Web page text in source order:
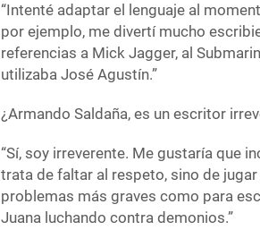
“Intenté adaptar el lenguaje al
por ejemplo, me divertí mucho
referencias a Mick Jagger, al
utilizaba José Agustín.”
¿Armando Saldaña, es un escritor
“Sí, soy irreverente. Me gustaría que
trata de faltar al respeto, sino de
problemas más graves como para
Juana luchando contra demonios.”